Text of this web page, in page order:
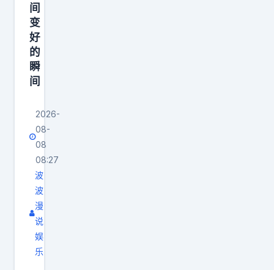
于
资
源
够
不
。
上
司
老
板
决
定
你
间
变
好
的
瞬
间
2026-
08-
08
08:27
波
波
漫
说
娱
乐